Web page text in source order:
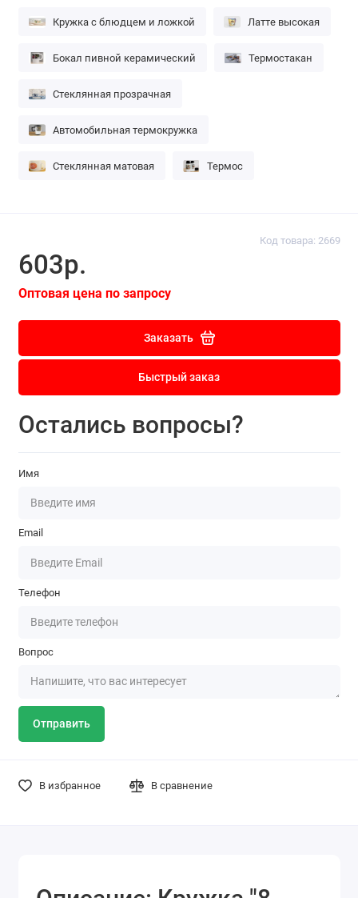
Код товара: 2669
603р.
Оптовая цена по запросу
Заказать
Быстрый заказ
Остались вопросы?
Имя
Email
Телефон
Вопрос
Отправить
В избранное В сравнение
Кружка с блюдцем и ложкой Латте высокая
Бокал пивной керамический Термостакан
Стеклянная прозрачная
Автомобильная термокружка
Стеклянная матовая Термос